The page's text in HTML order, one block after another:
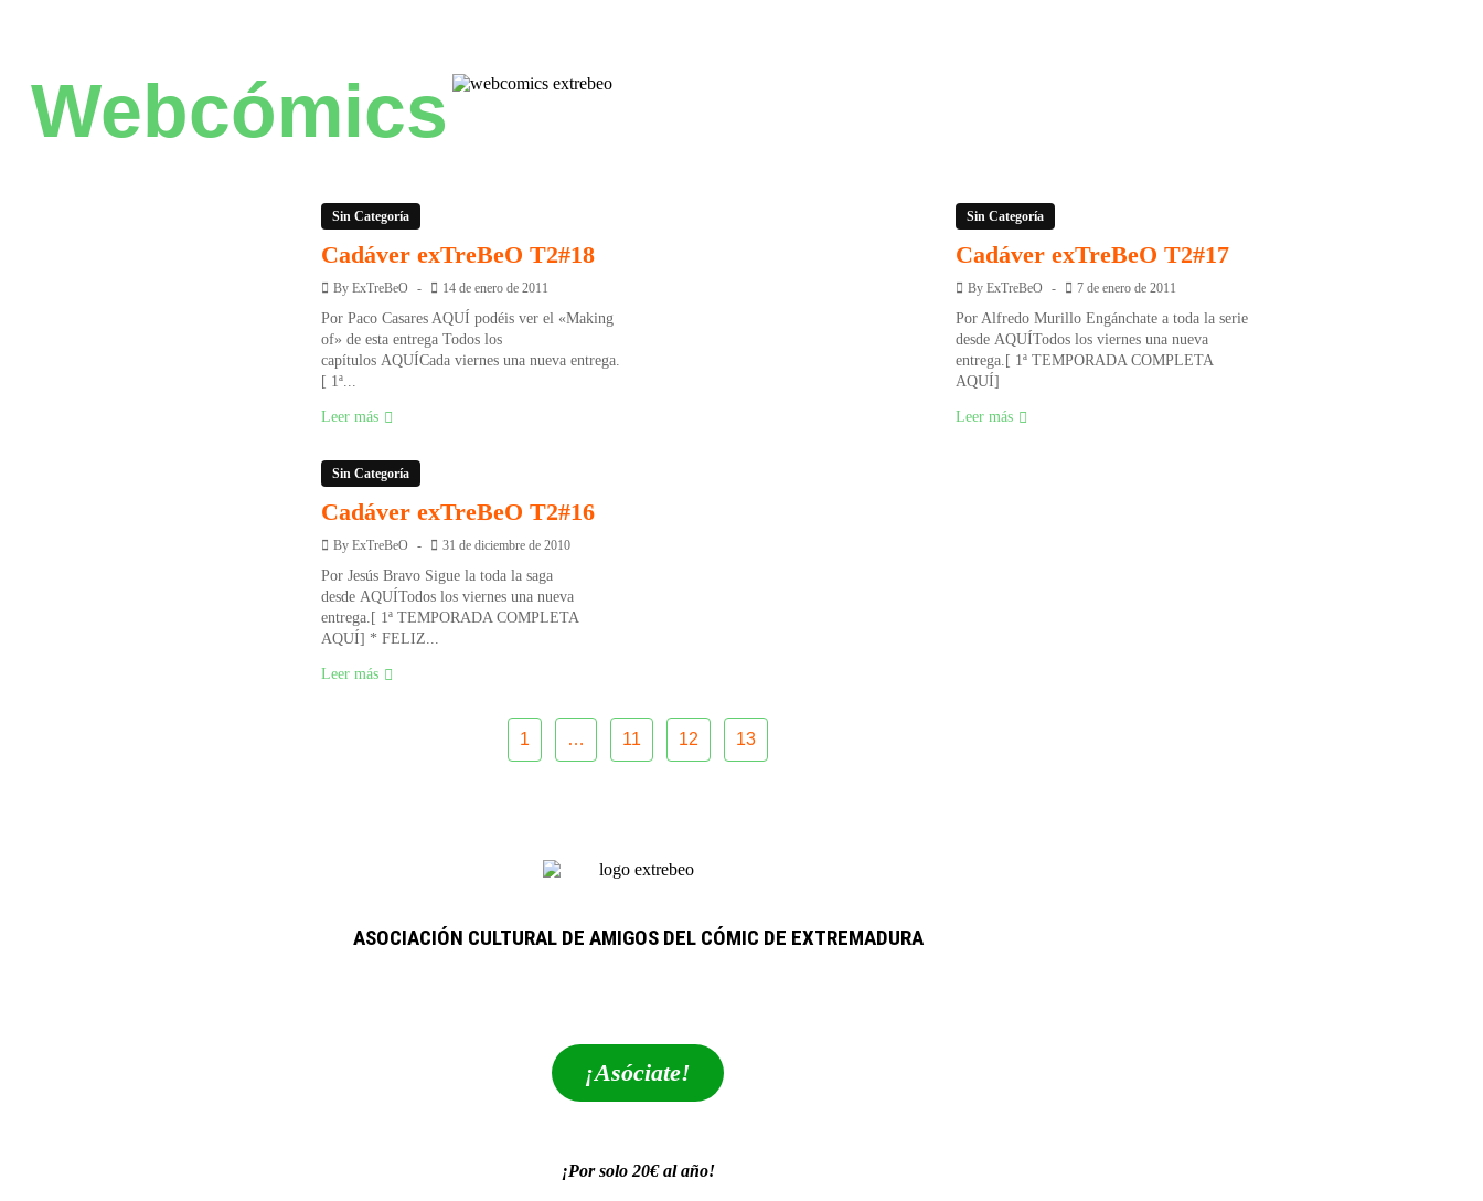
Webcómics
Sin Categoría
Cadáver exTreBeO T2#18
By ExTreBeO 14 de enero de 2011
Por Paco Casares AQUÍ podéis ver el «Making
of» de esta entrega Todos los
capítulos AQUÍCada viernes una nueva entrega.
[ 1ª...
Leer más
Sin Categoría
Cadáver exTreBeO T2#17
By ExTreBeO 7 de enero de 2011
Por Alfredo Murillo Engánchate a toda la serie
desde AQUÍTodos los viernes una nueva
entrega.[ 1ª TEMPORADA COMPLETA
AQUÍ]
Leer más
Sin Categoría
Cadáver exTreBeO T2#16
By ExTreBeO 31 de diciembre de 2010
Por Jesús Bravo Sigue la toda la saga
desde AQUÍTodos los viernes una nueva
entrega.[ 1ª TEMPORADA COMPLETA
AQUÍ] * FELIZ...
Leer más
1 … 11 12 13
ASOCIACIÓN CULTURAL DE AMIGOS DEL CÓMIC DE EXTREMADURA
¡Asóciate!
¡Por solo 20€ al año!